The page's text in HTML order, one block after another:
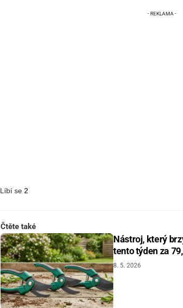
Čtěte také
Nástroj, který
tento týden za
8. 5. 2026